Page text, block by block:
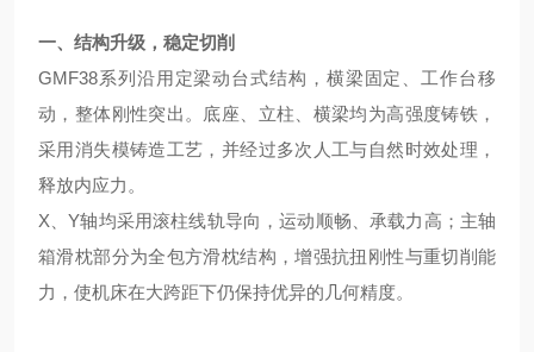
一、结构升级，稳定切削
GMF38系列沿用定梁动台式结构，横梁固定、工作台移
动，整体刚性突出。底座、立柱、横梁均为高强度铸铁，
采用消失模铸造工艺，并经过多次人工与自然时效处理，
释放内应力。
X、Y轴均采用滚柱线轨导向，运动顺畅、承载力高；主轴
箱滑枕部分为全包方滑枕结构，增强抗扭刚性与重切削能
力，使机床在大跨距下仍保持优异的几何精度。